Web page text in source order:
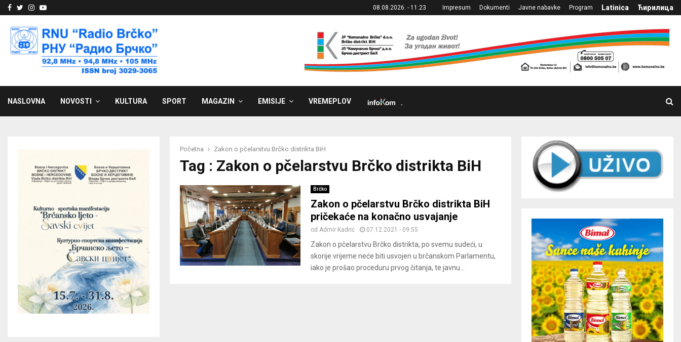
Facebook
Twitter
Instagram
Youtube 08.08.2026. - 11:23 Impresum Dokumenti Javne nabavke Program Latinica Ћирилица
NASLOVNA NOVOSTI KULTURA SPORT MAGAZIN EMISIJE VREMEPLOV
Početna Zakon o pčelarstvu Brčko distrikta BiH
Tag : Zakon o pčelarstvu Brčko distrikta BiH
Brčko
Zakon o pčelarstvu Brčko distrikta BiH
pričekaće na konačno usvajanje
od Admir Kadrić 07.12.2021 - 09:55
Zakon o pčelarstvu Brčko distrikta, po svemu sudeći, u
skorije vrijeme neće biti usvojen u brčanskom Parlamentu,
iako je prošao proceduru prvog čitanja, te javnu...